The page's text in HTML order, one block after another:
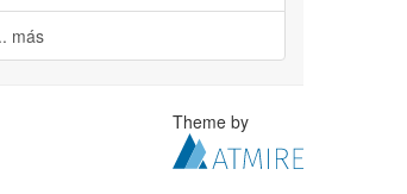
más
Theme by